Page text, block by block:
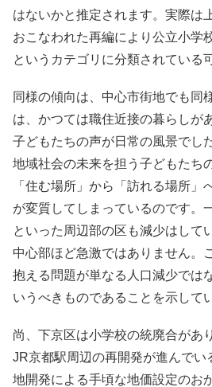
はないかと推定されます。実際は
おこなわれた再編により公立小学
というカテゴリに分類されている
同様の傾向は、中心市街地でも同
は、かつては職住近接の暮らしが
子どもたちの声が日常の風景でし
地域社会の未来を担う子どもたち
「住む場所」から「訪れる場所」
が変質してしまっているのです。
といった周辺部の区も減少はして
中心部ほど急激ではありません。
抱える問題が単なる人口減少では
いうべきものであることを示して
尚、下京区は小学校の統廃合があ
JR京都駅周辺の再開発が進んでい
地開発による手頃な地価設定のお